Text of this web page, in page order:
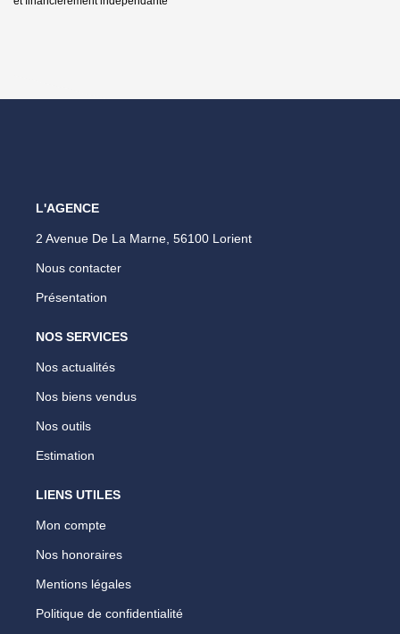
L'AGENCE
2 Avenue De La Marne, 56100 Lorient
Nous contacter
Présentation
NOS SERVICES
Nos actualités
Nos biens vendus
Nos outils
Estimation
LIENS UTILES
Mon compte
Nos honoraires
Mentions légales
Politique de confidentialité